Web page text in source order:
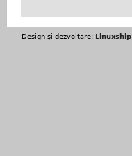
Design şi dezvoltare: Linuxship